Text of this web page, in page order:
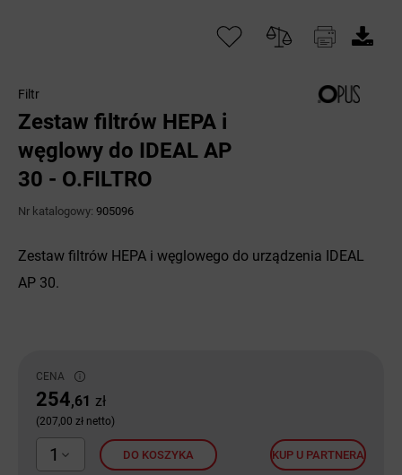
Filtr
Zestaw filtrów HEPA i
węglowy do IDEAL AP
30 - O.FILTRO
Nr katalogowy: 905096
CENA
254,61 zł
(207,00 zł netto)
1 DO KOSZYKA KUP U PARTNERA
Zestaw filtrów HEPA i węglowego do urządzenia IDEAL
AP 30.